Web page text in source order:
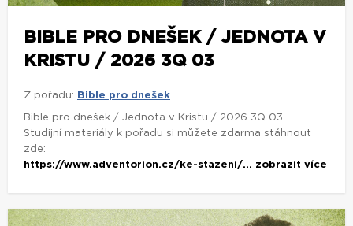
BIBLE PRO DNEŠEK / JEDNOTA V
KRISTU / 2026 3Q 03
Z pořadu: Bible pro dnešek
Bible pro dnešek / Jednota v Kristu / 2026 3Q 03
Studijní materiály k pořadu si můžete zdarma stáhnout
zde:
https://www.adventorion.cz/ke-stazeni/... zobrazit více